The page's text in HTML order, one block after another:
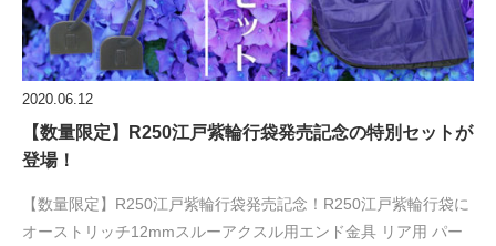
2020.06.12
【数量限定】R250江戸紫輪行袋発売記念の特別セットが
登場！
【数量限定】R250江戸紫輪行袋発売記念！R250江戸紫輪行袋に
オーストリッチ12mmスルーアクスル用エンド金具 リア用 パー